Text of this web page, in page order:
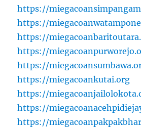
https://
https://
https://
https://
https://
https://miegacoankutai.org
https://
https://
https://